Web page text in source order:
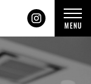
t
o
g
e
MENU